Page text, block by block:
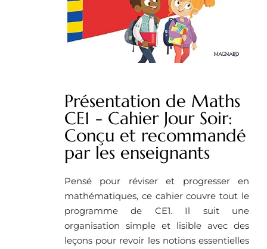
Présentation de Maths
CE1 - Cahier Jour Soir:
Conçu et recommandé
par les enseignants
Pensé pour réviser et progresser en
mathématiques, ce cahier couvre tout le
programme de CE1. Il suit une
organisation simple et lisible avec des
leçons pour revoir les notions essentielles